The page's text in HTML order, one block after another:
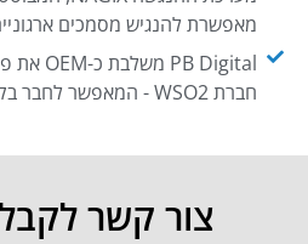
מאפשרת להנגיש מסמכים
חברת WSO2 - המאפשר לחבר בקלות בין מערכות ארגוניות
צור קשר